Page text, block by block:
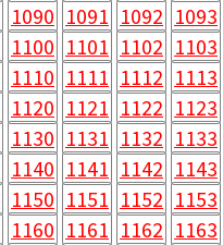
1090 1091 1092 1093
1100 1101 1102 1103
1110 1111 1112 1113
1120 1121 1122 1123
1130 1131 1132 1133
1140 1141 1142 1143
1150 1151 1152 1153
1160 1161 1162 1163